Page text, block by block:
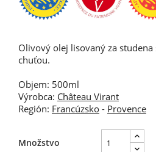
Olivový olej lisovaný za
chuťou.
Objem: 500ml
Výrobca: Château Virant
Región: Francúzsko - Provence
Množstvo